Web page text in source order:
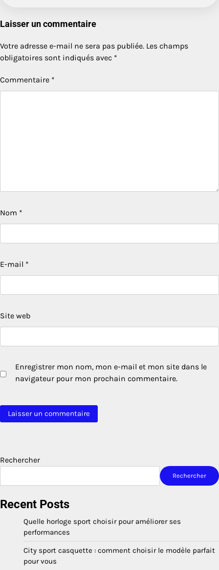
Laisser un commentaire
Votre adresse e-mail ne sera pas publiée. Les champs
obligatoires sont indiqués avec *
Commentaire *
Nom *
E-mail *
Site web
Enregistrer mon nom, mon e-mail et mon site dans le
navigateur pour mon prochain commentaire.
Rechercher
Rechercher
Recent Posts
Quelle horloge sport choisir pour améliorer ses
performances
City sport casquette : comment choisir le modèle parfait
pour vous